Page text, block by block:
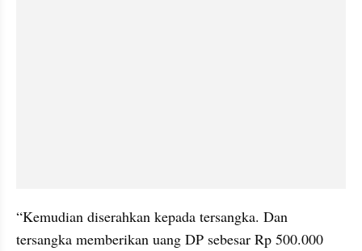
“Kemudian diserahkan kepada tersangka. Dan
tersangka memberikan uang DP sebesar Rp 500.000